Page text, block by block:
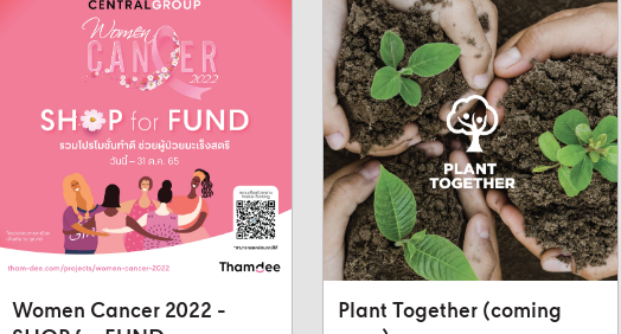
Women Cancer 2022 -
Plant Together (coming